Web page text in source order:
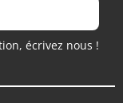
écrivez nous !